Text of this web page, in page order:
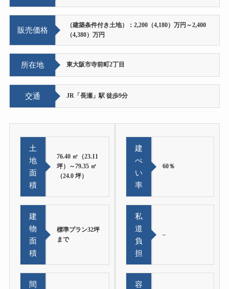
販売価格
（建築条件付き土地）：2,200（4,180）万円～2,400
（4,380）万円
所在地 東大阪市寺前町2丁目
交通 JR「⾧瀬」駅 徒歩9分
土
地
面
積
76.40 ㎡（23.11
坪）～79.35 ㎡
（24.0 坪）
建
物
面
積
標準プラン32坪
まで
間
建
ぺ
い
率
60％
私
道
負
担
–
容